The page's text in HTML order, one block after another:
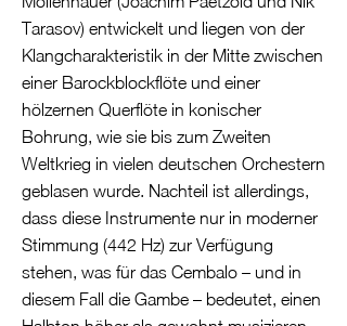
Tarasov) entwickelt und liegen von der
Klangcharakteristik in der Mitte zwischen
einer Barockblockflöte und einer
hölzernen Querflöte in konischer
Bohrung, wie sie bis zum Zweiten
Weltkrieg in vielen deutschen Orchestern
geblasen wurde. Nachteil ist allerdings,
dass diese Instrumente nur in moderner
Stimmung (442 Hz) zur Verfügung
stehen, was für das Cembalo – und in
diesem Fall die Gambe – bedeutet, einen